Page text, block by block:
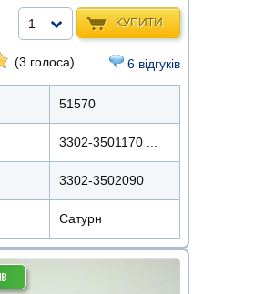
КУПИТИ
1
(3 голоса) 6 відгуків
51570
3302-3501170 ...
3302-3502090
Сатурн